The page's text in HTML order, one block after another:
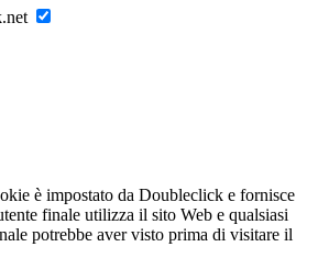
è impostato da Doubleclick e fornisce
finale utilizza il sito Web e qualsiasi
potrebbe aver visto prima di visitare il